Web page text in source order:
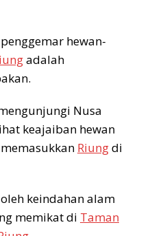
hewan-
adalah
Nusa
keajaiban hewan
Riungdi
keindahan alam
memikat di Taman